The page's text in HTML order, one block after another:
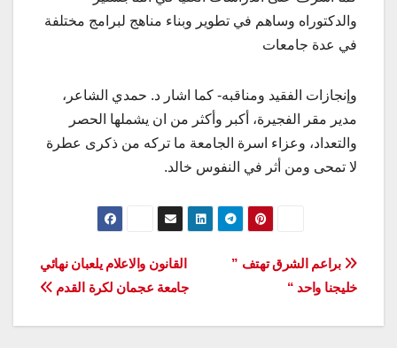
والدكتوراه وساهم في تطوير وبناء مناهج لبرامج مختلفة
في عدة جامعات
وإنجازات الفقيد ومناقبه- كما اشار د. حمدي الشاعر،
مدير مقر الفجيرة، أكبر وأكثر من ان يشملها الحصر
والتعداد، وعزاء اسرة الجامعة ما تركه من ذكرى عطرة
لا تمحى ومن أثر في النفوس خالد.
تصفّح
المقالات
القانون والاعلام يلعبان نهائي
جامعة عجمان لكرة القدم
براعم الشرق تهتف ”
خليجنا واحد “